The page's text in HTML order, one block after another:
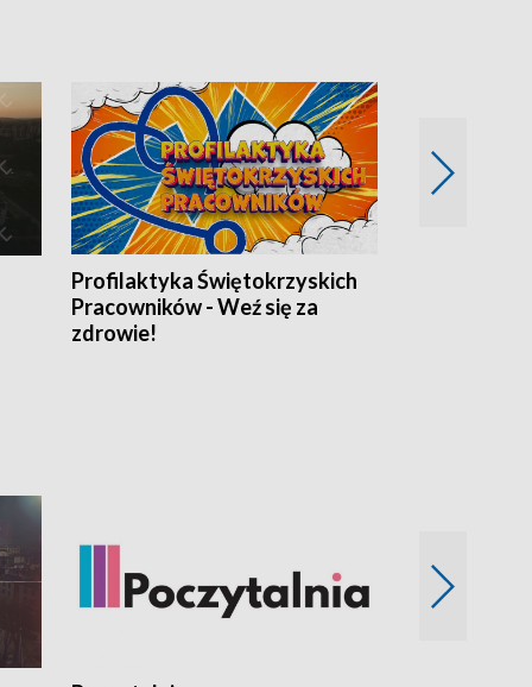
Profilaktyka Świętokrzyskich
Pracowników - Weź się za
zdrowie!